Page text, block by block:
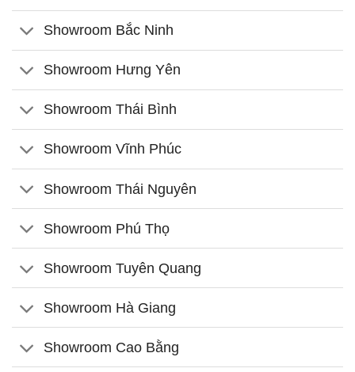
Showroom Bắc Ninh
Showroom Hưng Yên
Showroom Thái Bình
Showroom Vĩnh Phúc
Showroom Thái Nguyên
Showroom Phú Thọ
Showroom Tuyên Quang
Showroom Hà Giang
Showroom Cao Bằng